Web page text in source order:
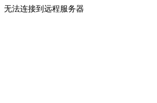
无法连接到远程服务器